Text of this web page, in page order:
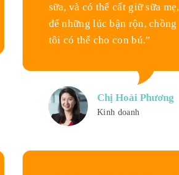
sữa, và có thể cất giữ sữa mẹ,
để những lúc bận rộn, chồng
tôi có thể cho con bú.”
Chị Hoài Phương
Kinh doanh